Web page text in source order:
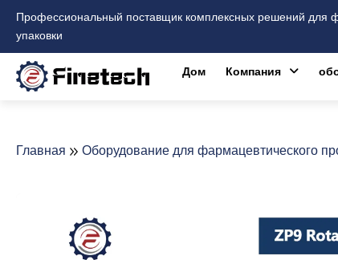
Перейти
содержимому
Профессиональный поставщик комплексных решений для
упаковки
Дом Компания
Главная Оборудование для фармацевтического